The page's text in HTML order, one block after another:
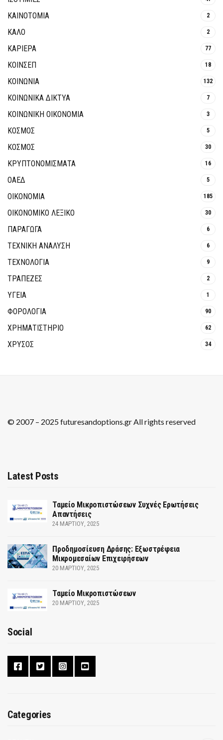
ΚΑΙΝΟΤΟΜΊΑ 2
ΚΑΛΟ 2
ΚΑΡΙΕΡΑ 77
ΚΟΙΝΣΕΠ 18
ΚΟΙΝΩΝΙΑ 132
ΚΟΙΝΩΝΙΚΆ ΔΊΚΤΥΑ 7
ΚΟΙΝΩΝΙΚΉ ΟΙΚΟΝΟΜΊΑ 3
ΚΟΣΜΟΣ 5
ΚΟΣΜΟΣ 30
ΚΡΥΠΤΟΝΟΜΊΣΜΑΤΑ 16
ΟΑΕΔ 5
ΟΙΚΟΝΟΜΙΑ 185
ΟΙΚΟΝΟΜΙΚΟ ΛΕΞΙΚΟ 30
ΠΑΡΑΓΩΓΑ 6
ΤΕΧΝΙΚΗ ΑΝΑΛΥΣΗ 6
ΤΕΧΝΟΛΟΓΙΑ 9
ΤΡΆΠΕΖΕΣ 2
ΥΓΕΙΑ 1
ΦΟΡΟΛΟΓΙΑ 90
ΧΡΗΜΑΤΙΣΤΗΡΙΟ 62
ΧΡΥΣΟΣ 34
© 2007 – 2025 futuresandoptions.gr All rights reserved
Latest Posts
Ταμείο Μικροπιστώσεων Συχνές Ερωτήσεις
Απαντήσεις
24 ΜΑΡΤΊΟΥ, 2025
Προδημοσίευση Δράσης: Εξωστρέφεια
Μικρομεσαίων Επιχειρήσεων
20 ΜΑΡΤΊΟΥ, 2025
Ταμείο Μικροπιστώσεων
20 ΜΑΡΤΊΟΥ, 2025
Social
Categories